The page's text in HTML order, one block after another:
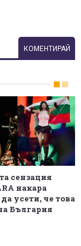
КОМЕНТИРАЙ
сензация
накара
усети, че това
България